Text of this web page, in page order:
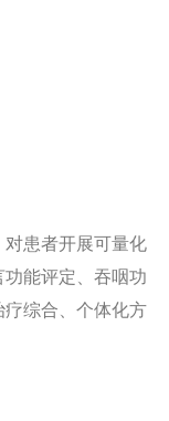
患者开展可量化
能评定、吞咽功
综合、个体化方